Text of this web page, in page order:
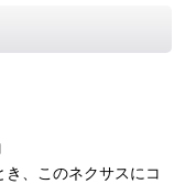
、このネクサスにコ